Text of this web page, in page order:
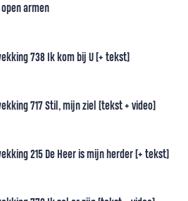
armen
738 Ik kom bij U [+ tekst]
717 Stil, mijn ziel [tekst + video]
215 De Heer is mijn herder [+ tekst]